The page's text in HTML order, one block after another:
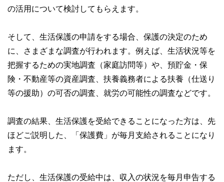
の活用について検討してもらえます。
そして、生活保護の申請をする場合、保護の決定のため
に、さまざまな調査が行われます。例えば、生活状況等を
把握するための実地調査（家庭訪問等）や、預貯金・保
険・不動産等の資産調査、扶養義務者による扶養（仕送り
等の援助）の可否の調査、就労の可能性の調査などです。
調査の結果、生活保護を受給できることになった方は、先
ほどご説明した、「保護費」が毎月支給されることになり
ます。
ただし、生活保護の受給中は、収入の状況を毎月申告する